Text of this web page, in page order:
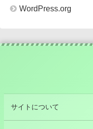
WordPress.org
サイトについて